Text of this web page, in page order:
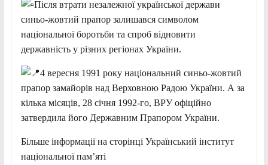
Після втрати незалежної української держави
синьо-жовтий прапор залишався символом
національної боротьби та спроб відновити
державність у різних регіонах України.
4 вересня 1991 року національний синьо-жовтий
прапор замайорів над Верховною Радою України. А за
кілька місяців, 28 січня 1992-го, ВРУ офіційно
затвердила його Державним Прапором України.
Більше інформації на сторінці Український інститут
національної пам’яті